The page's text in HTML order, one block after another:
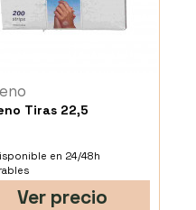
Tiras 22,5
en 24/48h
Ver precio